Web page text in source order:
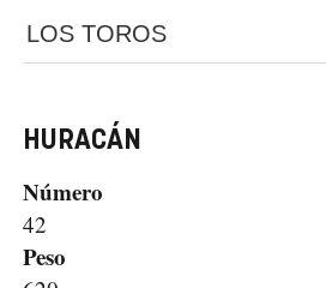
LOS TOROS
HURACÁN
Número
42
Peso